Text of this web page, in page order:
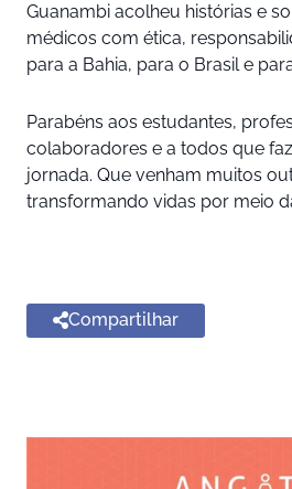
Guanambi acolheu histórias e
médicos com ética,
para a Bahia, para o Brasil e
Parabéns aos estudantes,
colaboradores e a todos que
jornada. Que venham muitos
transformando vidas por meio
Compartilhar